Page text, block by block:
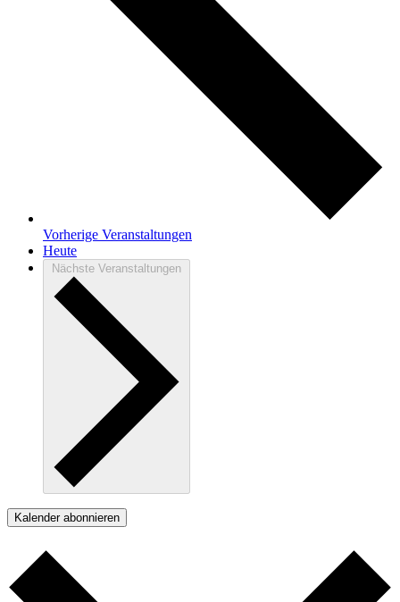
Vorherige Veranstaltungen
Heute
Nächste Veranstaltungen
Kalender abonnieren